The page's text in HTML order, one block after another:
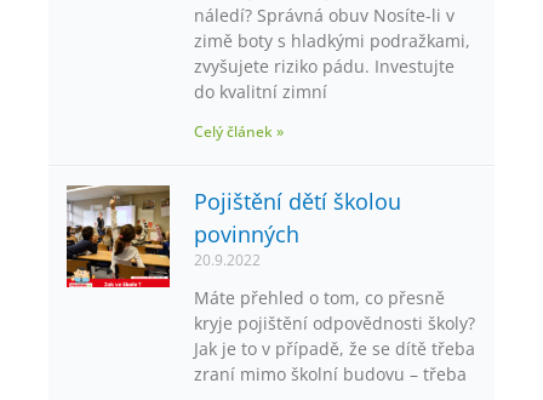
náledí? Správná obuv Nosíte-li v
zimě boty s hladkými podražkami,
zvyšujete riziko pádu. Investujte
do kvalitní zimní
Celý článek »
Pojištění dětí školou
povinných
20.9.2022
Máte přehled o tom, co přesně
kryje pojištění odpovědnosti školy?
Jak je to v případě, že se dítě třeba
zraní mimo školní budovu – třeba